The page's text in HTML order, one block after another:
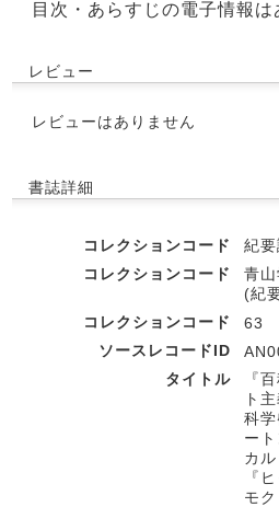
目次・あらすじの電子情報は
レビュー
レビューはありません
書誌詳細
コレクションコード
紀要
コレクションコード
青
(紀
コレクションコード
63
ソースレコードID
タイトル
『
ト
科
ー
カ
『
モ